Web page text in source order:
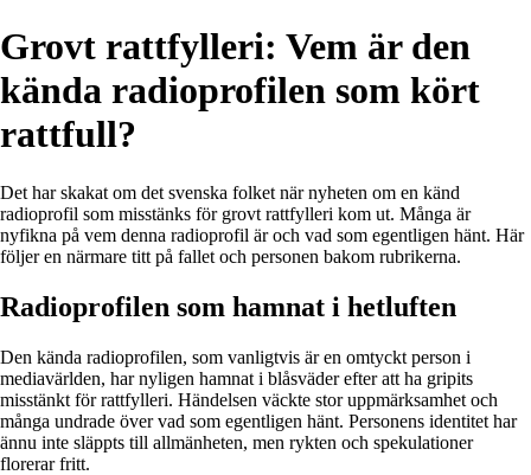
Grovt rattfylleri: Vem är den
kända radioprofilen som kört
rattfull?
Det har skakat om det svenska folket när nyheten om en känd
radioprofil som misstänks för grovt rattfylleri kom ut. Många är
nyfikna på vem denna radioprofil är och vad som egentligen hänt. Här
följer en närmare titt på fallet och personen bakom rubrikerna.
Radioprofilen som hamnat i hetluften
Den kända radioprofilen, som vanligtvis är en omtyckt person i
mediavärlden, har nyligen hamnat i blåsväder efter att ha gripits
misstänkt för rattfylleri. Händelsen väckte stor uppmärksamhet och
många undrade över vad som egentligen hänt. Personens identitet har
ännu inte släppts till allmänheten, men rykten och spekulationer
florerar fritt.